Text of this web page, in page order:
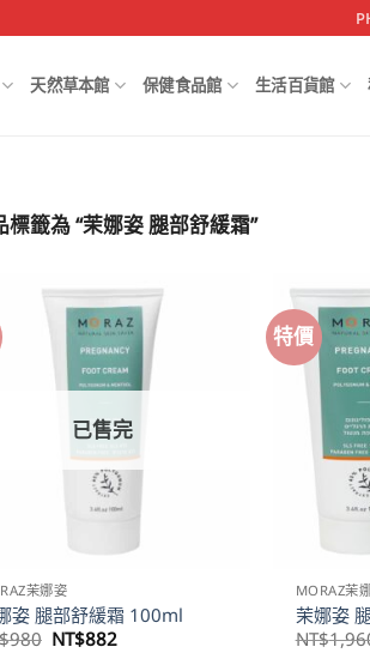
天然草本館 保健食品館 生活百貨館
標籤為 “茉娜姿 腿部舒緩霜”
已售完
茉娜姿
姿 腿部舒緩霜 100ml
980 原
NT$882目
特價
MORAZ茉
茉娜姿
NT$